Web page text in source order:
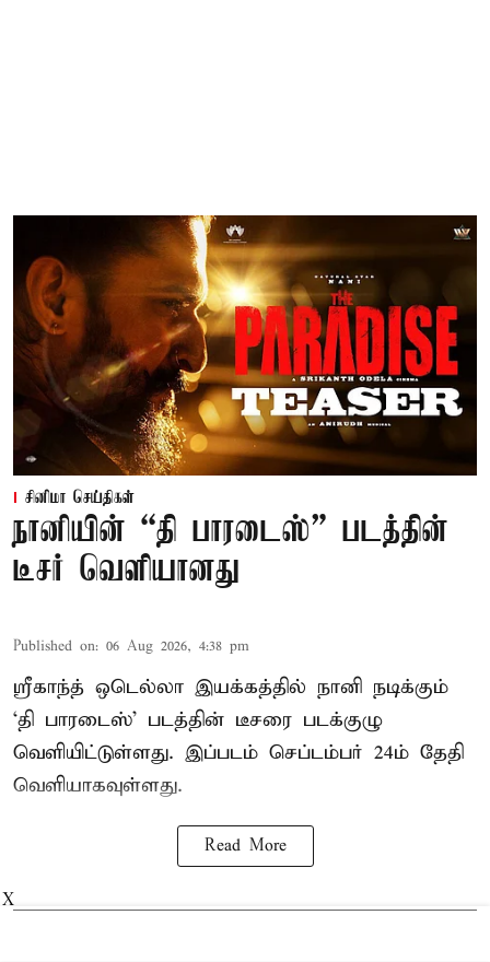
சினிமா செய்திகள்
நானியின் “தி பாரடைஸ்” படத்தின்
டீசர் வெளியானது
Published on: 06 Aug 2026, 4:38 pm
ஸ்ரீகாந்த் ஒடெல்லா இயக்கத்தில் நானி நடிக்கும்
‘தி பாரடைஸ்’ படத்தின் டீசரை படக்குழு
வெளியிட்டுள்ளது. இப்படம் செப்டம்பர் 24ம் தேதி
வெளியாகவுள்ளது.
Read More
X